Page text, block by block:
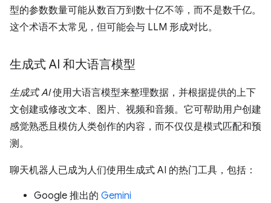
型的参数数量可能从数百万到数十亿不等，而不是数千亿。
这个术语不太常见，但可能会与 LLM 形成对比。
生成式 AI 和大语言模型
生成式 AI使用大语言模型来整理数据，并根据提供的上下
文创建或修改文本、图片、视频和音频。它可帮助用户创建
感觉熟悉且模仿人类创作的内容，而不仅仅是模式匹配和预
测。
聊天机器人已成为人们使用生成式 AI 的热门工具，包括：
Google 推出的 Gemini